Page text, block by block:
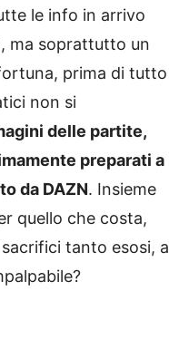
le info in arrivo
ma soprattutto un
prima di tutto
non si
delle partite,
preparati a
da DAZN. Insieme
quello che costa,
tanto esosi, a